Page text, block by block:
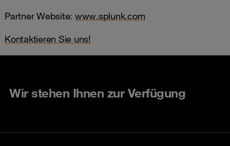
Partner Website: www.splunk.com
Kontaktieren Sie uns!
Wir stehen Ihnen zur Verfügung